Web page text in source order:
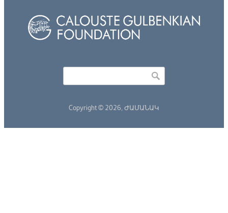
Copyright © 2026, ԺԱՄԱՆԱԿ